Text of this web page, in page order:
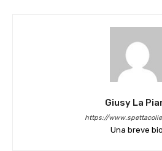
Giusy La
https://
Una breve